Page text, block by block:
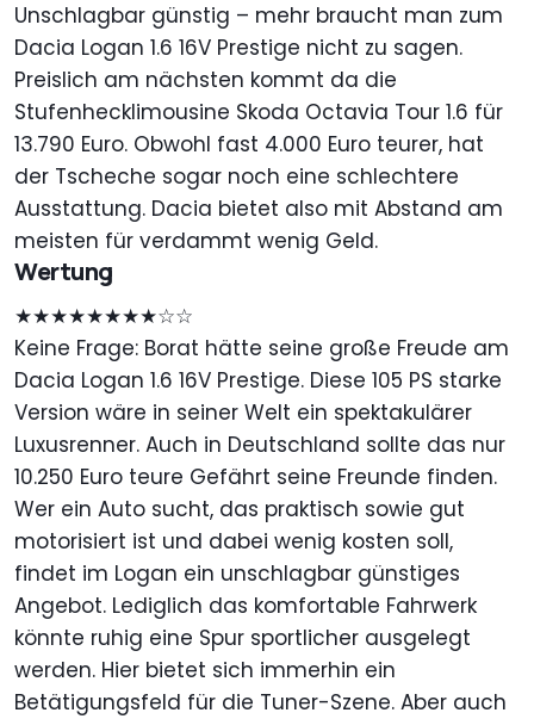
Unschlagbar günstig – mehr braucht man zum
Dacia Logan 1.6 16V Prestige nicht zu sagen.
Preislich am nächsten kommt da die
Stufenhecklimousine Skoda Octavia Tour 1.6 für
13.790 Euro. Obwohl fast 4.000 Euro teurer, hat
der Tscheche sogar noch eine schlechtere
Ausstattung. Dacia bietet also mit Abstand am
meisten für verdammt wenig Geld.
Wertung
★★★★★★★★☆☆
Keine Frage: Borat hätte seine große Freude am
Dacia Logan 1.6 16V Prestige. Diese 105 PS starke
Version wäre in seiner Welt ein spektakulärer
Luxusrenner. Auch in Deutschland sollte das nur
10.250 Euro teure Gefährt seine Freunde finden.
Wer ein Auto sucht, das praktisch sowie gut
motorisiert ist und dabei wenig kosten soll,
findet im Logan ein unschlagbar günstiges
Angebot. Lediglich das komfortable Fahrwerk
könnte ruhig eine Spur sportlicher ausgelegt
werden. Hier bietet sich immerhin ein
Betätigungsfeld für die Tuner-Szene. Aber auch